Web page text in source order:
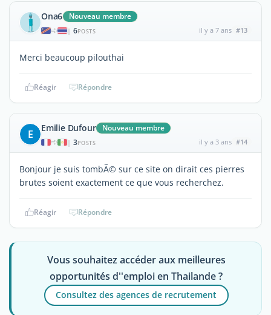
Ona6 Nouveau membre
| 6POSTS il y a 7 ans #13
Merci beaucoup pilouthai
Réagir Répondre
E Emilie Dufour Nouveau membre
| 3POSTS il y a 3 ans #14
Bonjour je suis tombÃ© sur ce site on dirait ces pierres
brutes soient exactement ce que vous recherchez.
Réagir Répondre
Vous souhaitez accéder aux meilleures
opportunités d''emploi en Thailande ?
Consultez des agences de recrutement